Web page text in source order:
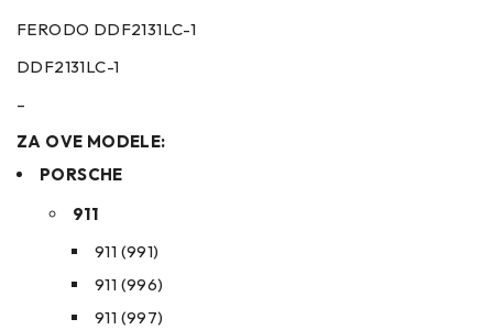
FERODO DDF2131LC-1
DDF2131LC-1
–
ZA OVE MODELE:
PORSCHE
911
911 (991)
911 (996)
911 (997)